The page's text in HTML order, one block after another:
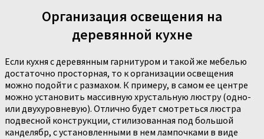
Организация освещения на
деревянной кухне
Если кухня с деревянным гарнитуром и такой же мебелью
достаточно просторная, то к организации освещения
можно подойти с размахом. К примеру, в самом ее центре
можно установить массивную хрустальную люстру (одно-
или двухуровневую). Отлично будет смотреться люстра
подвесной конструкции, стилизованная под большой
канделябр, с установленными в нем лампочками в виде